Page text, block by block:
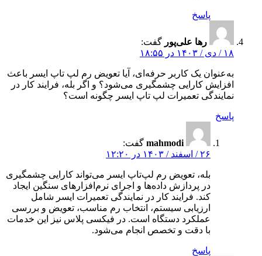
پاسخ
رها علی‌پور گفت:
۱۸ / دی / ۱۴۰۳ در ۱۸:۵۵
به‌عنوان یک کاربر حرفه‌ای، آیا تعویض رم لپ تاپ ایسر باعث
افزایش کارایی چشمگیری می‌شود؟ و اگر بله، فرایند کار در
نمایندگی تعمیرات لپ تاپ ایسر چگونه است؟
پاسخ
mahmodi گفت:
۲۶ / اسفند / ۱۴۰۳ در ۱۲:۲۰
بله، تعویض رم لپ‌تاپ ایسر می‌تواند کارایی چشمگیری
در پردازش داده‌ها و اجرای نرم‌افزارهای سنگین ایجاد
کند. فرایند کار در نمایندگی تعمیرات ایسر شامل
ارزیابی سیستم، انتخاب رم مناسب، تعویض و بررسی
عملکرد دستگاه است. در فیکسی پلاس نیز این خدمات
با دقت و تخصص انجام می‌شود.
پاسخ